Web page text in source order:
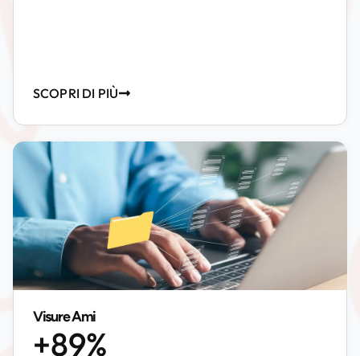
SCOPRI DI PIÙ
Visure Ami
+89%